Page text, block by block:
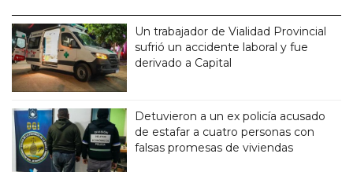
Un trabajador de Vialidad Provincial
sufrió un accidente laboral y fue
derivado a Capital
Detuvieron a un ex policía acusado
de estafar a cuatro personas con
falsas promesas de viviendas